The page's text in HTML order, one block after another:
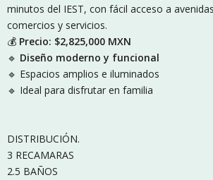
minutos del IEST, con fácil acceso a
comercios y servicios.
💰 Precio: $2,825,000 MXN
🔹 Diseño moderno y funcional
🔹 Espacios amplios e iluminados
🔹 Ideal para disfrutar en familia
DISTRIBUCIÓN.
3 RECAMARAS
2.5 BAÑOS